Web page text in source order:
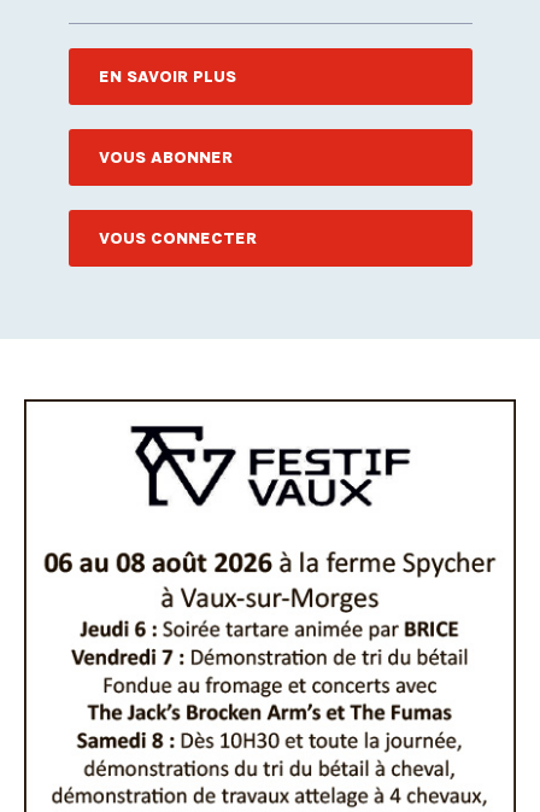
EN SAVOIR PLUS
VOUS ABONNER
VOUS CONNECTER